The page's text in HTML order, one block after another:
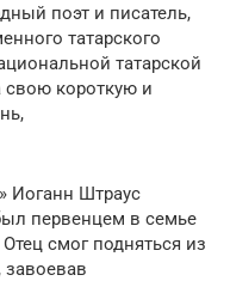
поэт и писатель,
татарского
татарской
свою короткую и
Иоганн Штраус
первенцем в семье
смог подняться из